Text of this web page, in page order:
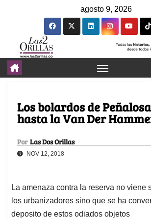
agosto 9, 2026
Los bolardos de
hasta la Van Der
Por Las Dos Orillas
NOV 12, 2018
La amenaza contra la reserva no viene
los urbanizadores sino que se ha
deposito de estos odiados objetos